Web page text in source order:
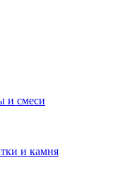
и смеси
и камня